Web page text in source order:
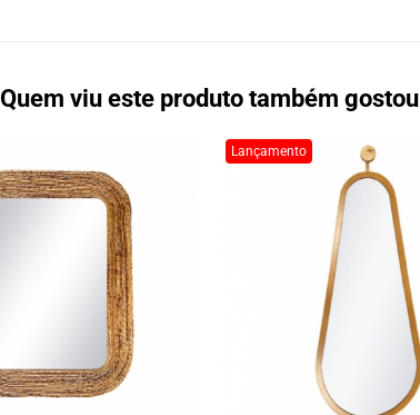
Quem viu este produto também gostou
Lançamento